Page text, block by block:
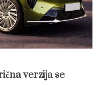
verzija se